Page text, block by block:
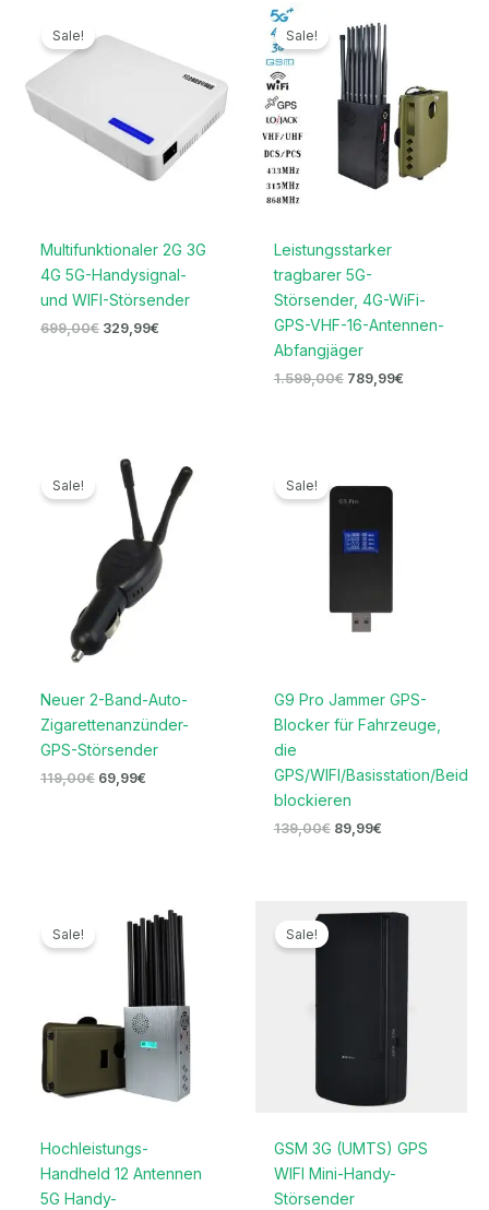
Sale!
Multifunktionaler 2G 3G
4G 5G-Handysignal-
und WIFI-Störsender
699,00€
war:
329,99€
329,99€.
Sale!
Leistungsstarker
tragbarer 5G-
Störsender, 4G-WiFi-
GPS-VHF-16-Antennen-
Abfangjäger
1.599,00€
Preis
war:
1.599,00€
789,99€
Sale!
Neuer 2-Band-Auto-
Zigarettenanzünder-
GPS-Störsender
119,00€
Ursprünglicher
Preis
war:
119,00€
69,99€
Preis
69,99€.
Sale!
G9 Pro Jammer GPS-
Blocker für Fahrzeuge,
die
GPS/WIFI/Basisstation/Beidou
blockieren
139,00€
war:
89,99€
ist:
Sale!
Hochleistungs-
Handheld 12 Antennen
5G Handy-
Ursprünglicher
Preis
war:
1.399,00€
Aktueller
Preis
ist:
699,99€.
Sale!
GSM 3G (UMTS) GPS
WIFI Mini-Handy-
Störsender